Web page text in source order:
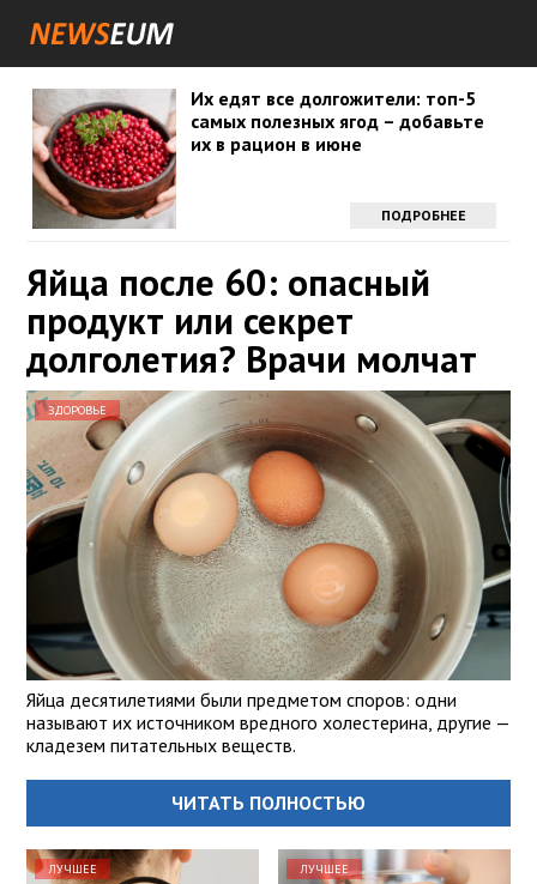
Их едят все долгожители: топ-5
самых полезных ягод – добавьте
их в рацион в июне
ПОДРОБНЕЕ
Яйца после 60: опасный
продукт или секрет
долголетия? Врачи молчат
ЗДОРОВЬЕ
Яйца десятилетиями были предметом споров: одни
называют их источником вредного холестерина, другие —
кладезем питательных веществ.
ЧИТАТЬ ПОЛНОСТЬЮ
ЛУЧШЕЕ ЛУЧШЕЕ